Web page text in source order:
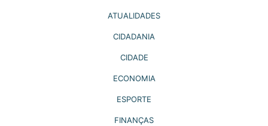
ATUALIDADES
CIDADANIA
CIDADE
ECONOMIA
ESPORTE
FINANÇAS